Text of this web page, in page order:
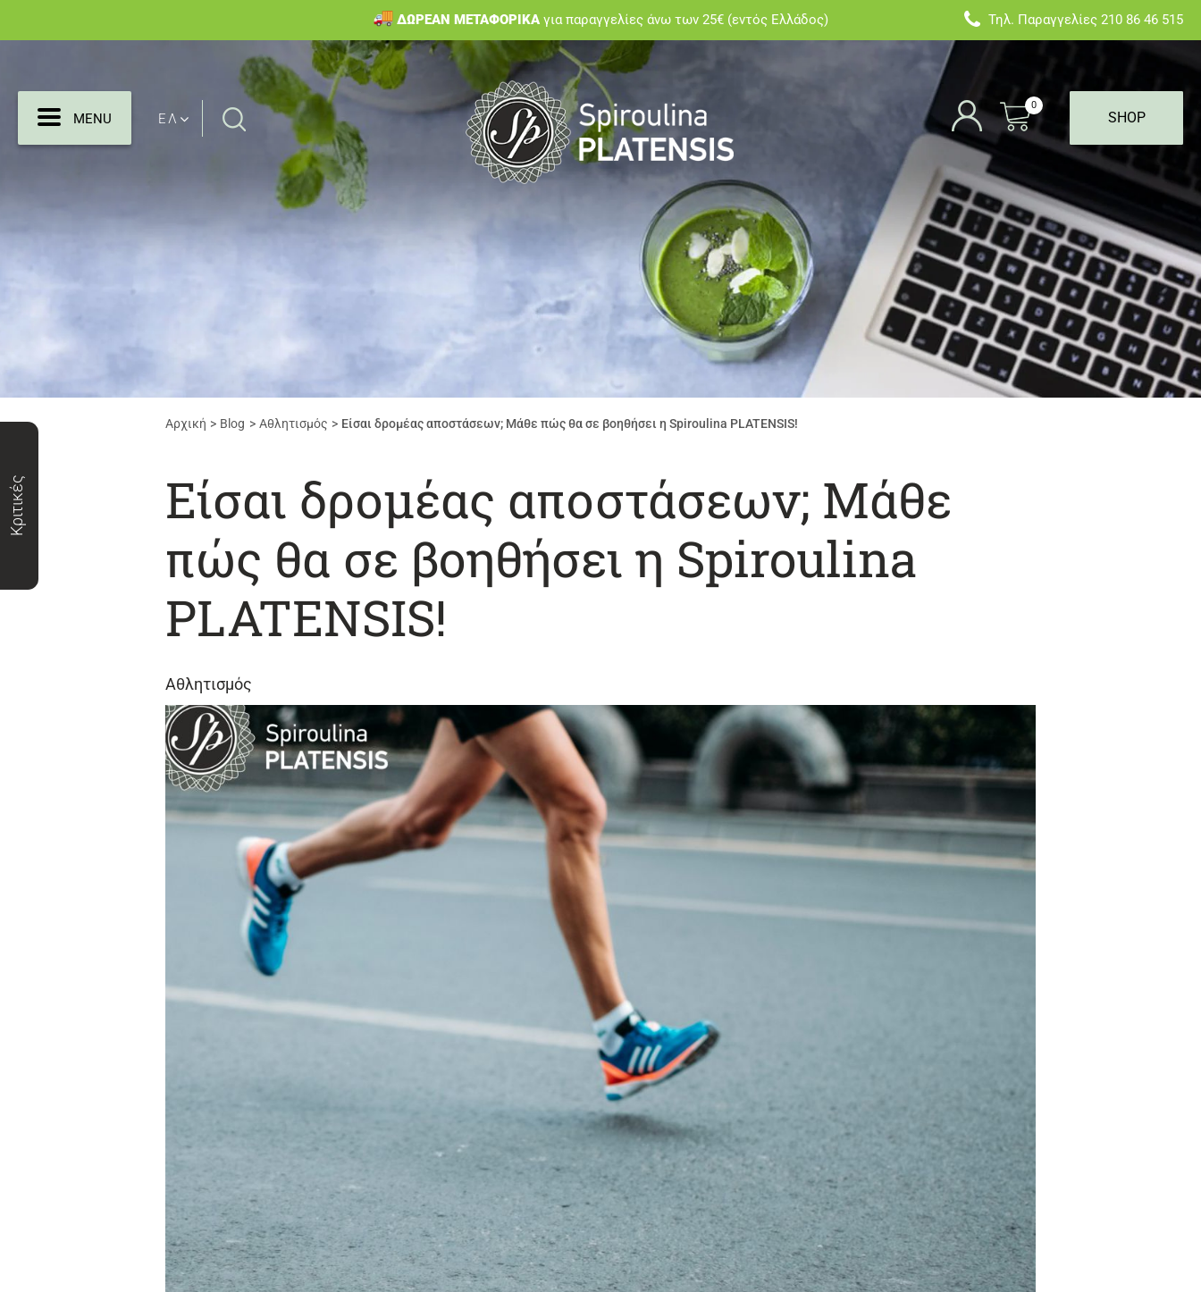
ΔΩΡΕΑΝ ΜΕΤΑΦΟΡΙΚΑ για παραγγελίες άνω των 25€ (εντός Ελλάδος) Τηλ. Παραγγελίες 210 86 46 515
MENU
MENU ΕΛ Search
0
SHOP
Κριτικές
Αρχική Blog Αθλητισμός Είσαι δρομέας αποστάσεων; Μάθε πώς θα σε βοηθήσει η Spiroulina PLATENSIS!
Είσαι δρομέας αποστάσεων; Μάθε
πώς θα σε βοηθήσει η Spiroulina
PLATENSIS!
Αθλητισμός